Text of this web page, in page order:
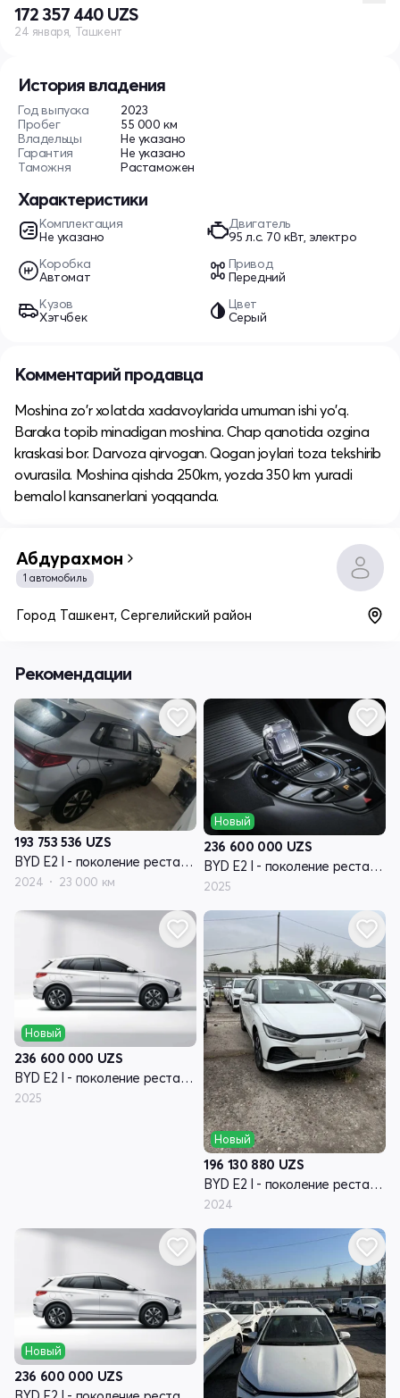
История владения
Год выпуска
2023
Пробег
55 000 км
Владельцы
Не указано
Гарантия
Не указано
Таможня
Растаможен
Характеристики
Комплектация
Не указано
Двигатель
95 л.c. 70 кВт, электро
Коробка
Автомат
Привод
Передний
Кузов
Хэтчбек
Цвет
Серый
172 357 440 UZS
24 января, Ташкент
Комментарий продавца
Moshina zo'r xolatda xadavoylarida umuman ishi yo'q.
Baraka topib minadigan moshina. Chap qanotida ozgina
kraskasi bor. Darvoza qirvogan. Qogan joylari toza tekshirib
ovurasila. Moshina qishda 250km, yozda 350 km yuradi
bemalol kansanerlani yoqqanda.
Абдурахмон
1 автомобиль
Город Ташкент, Сергелийский район
Рекомендации
193 753 536 UZS
BYD E2 I - поколение рестайлинг
2024 23 000 км
Новый
236 600 000 UZS
BYD E2 I - поколение рестайлинг
2025
Новый
236 600 000 UZS
BYD E2 I - поколение рестайлинг
2025
Новый
196 130 880 UZS
BYD E2 I - поколение рестайлинг
2024
Новый
236 600 000 UZS